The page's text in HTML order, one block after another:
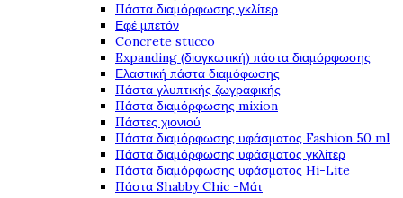
Πάστα διαμόρφωσης γκλίτερ
Εφέ μπετόν
Concrete stucco
Expanding (διογκωτική) πάστα διαμόρφωσης
Ελαστική πάστα διαμόφωσης
Πάστα γλυπτικής ζωγραφικής
Πάστα διαμόρφωσης mixion
Πάστες χιονιού
Πάστα διαμόρφωσης υφάσματος Fashion 50 ml
Πάστα διαμόρφωσης υφάσματος γκλίτερ
Πάστα διαμόρφωσης υφάσματος Hi-Lite
Πάστα Shabby Chic -Μάτ